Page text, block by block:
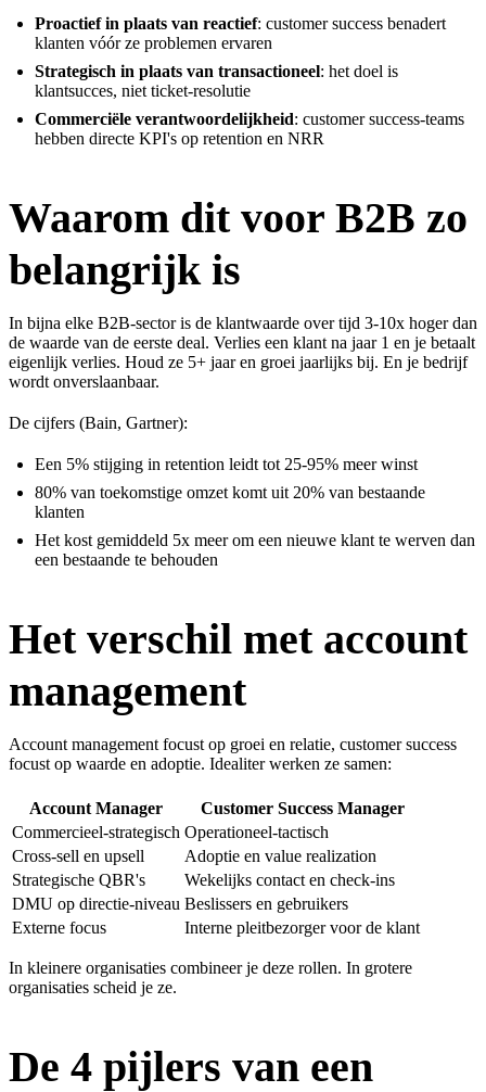
Proactief in plaats van reactief: customer success benadert
klanten vóór ze problemen ervaren
Strategisch in plaats van transactioneel: het doel is
klantsucces, niet ticket-resolutie
Commerciële verantwoordelijkheid: customer success-teams
hebben directe KPI's op retention en NRR
Waarom dit voor B2B zo
belangrijk is
In bijna elke B2B-sector is de klantwaarde over tijd 3-10x hoger dan
de waarde van de eerste deal. Verlies een klant na jaar 1 en je betaalt
eigenlijk verlies. Houd ze 5+ jaar en groei jaarlijks bij. En je bedrijf
wordt onverslaanbaar.
De cijfers (Bain, Gartner):
Een 5% stijging in retention leidt tot 25-95% meer winst
80% van toekomstige omzet komt uit 20% van bestaande
klanten
Het kost gemiddeld 5x meer om een nieuwe klant te werven dan
een bestaande te behouden
Het verschil met account
management
Account management focust op groei en relatie, customer success
focust op waarde en adoptie. Idealiter werken ze samen:
Account Manager
Customer Success Manager
Commercieel-strategisch Operationeel-tactisch
Cross-sell en upsell
Adoptie en value realization
Strategische QBR's
Wekelijks contact en check-ins
DMU op directie-niveau Beslissers en gebruikers
Externe focus
Interne pleitbezorger voor de klant
In kleinere organisaties combineer je deze rollen. In grotere
organisaties scheid je ze.
De 4 pijlers van een